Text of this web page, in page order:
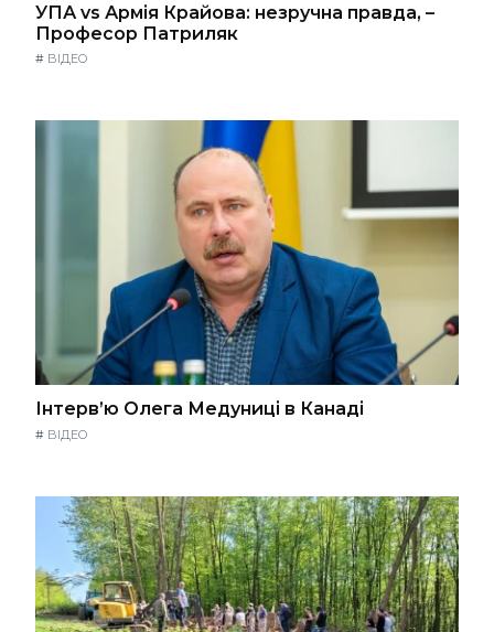
УПА vs Армія Крайова: незручна правда, –
Професор Патриляк
# ВІДЕО
Інтерв’ю Олега Медуниці в Канаді
# ВІДЕО